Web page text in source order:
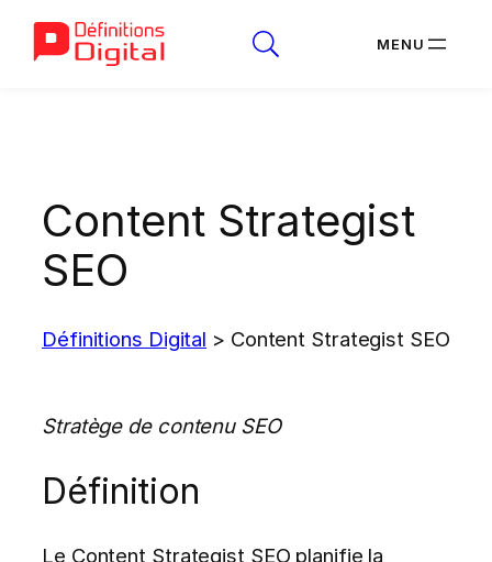
Content Strategist
SEO
Définitions Digital > Content Strategist SEO
Stratège de contenu SEO
Définition
Le Content Strategist SEO planifie la